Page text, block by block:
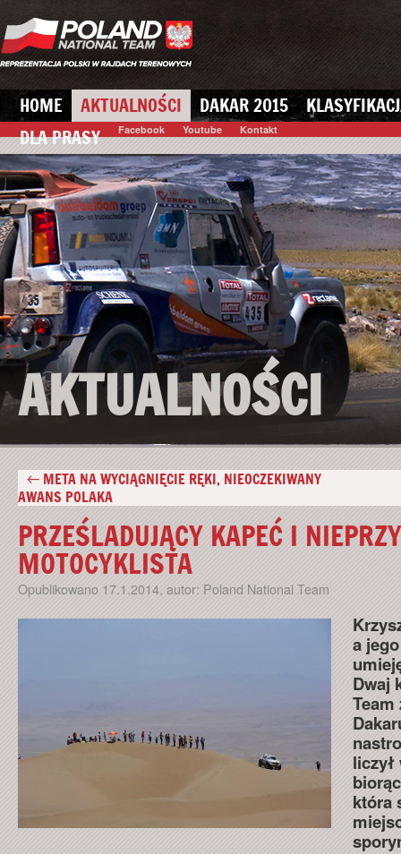
HOME AKTUALNOŚCI DAKAR 2015
DLA PRASY
Facebook Youtube Kontakt
AKTUALNOŚCI
← META NA WYCIĄGNIĘCIE RĘKI, NIEOCZEKIWANY
AWANS POLAKA
PRZEŚLADUJĄCY KAPEĆ I
MOTOCYKLISTA
Opublikowano 17.1.2014, autor: Poland National Team
a
Dwaj
która